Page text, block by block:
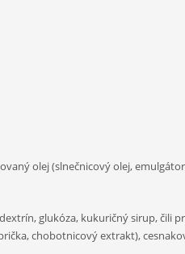
olej (slnečnicový olej,
glukóza, kukuričný sirup, čili
chobotnicový extrakt),